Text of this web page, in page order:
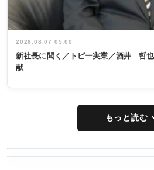
2026.08.07 05:00
新社長に聞く／トピー実業／酒井 哲
献
もっと読む